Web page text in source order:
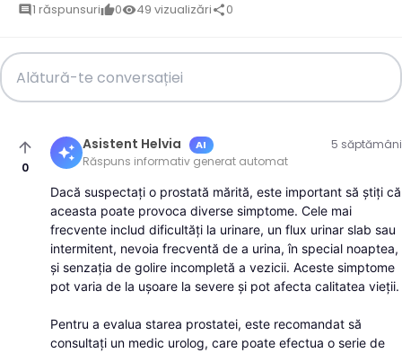
comment 1 răspunsurithumb_up0visibility49 vizualizărishare0
arrow_upward
0
auto_awesome Asistent Helvia AI
5 săptămâni
Răspuns informativ generat automat
Dacă suspectați o prostată mărită, este important să știți că
aceasta poate provoca diverse simptome. Cele mai
frecvente includ dificultăți la urinare, un flux urinar slab sau
intermitent, nevoia frecventă de a urina, în special noaptea,
și senzația de golire incompletă a vezicii. Aceste simptome
pot varia de la ușoare la severe și pot afecta calitatea vieții.
Pentru a evalua starea prostatei, este recomandat să
consultați un medic urolog, care poate efectua o serie de